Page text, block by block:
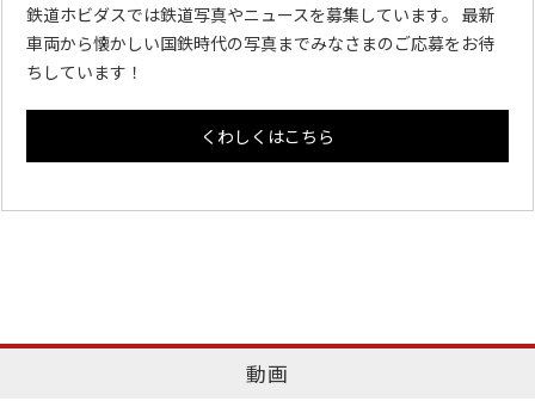
鉄道ホビダスでは鉄道写真やニュースを募集しています。 最新
車両から懐かしい国鉄時代の写真までみなさまのご応募をお待
ちしています！
くわしくはこちら
動画